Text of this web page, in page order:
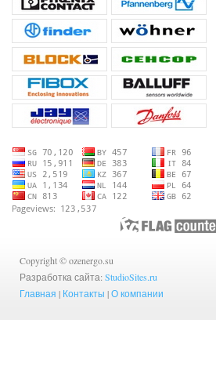
Copyright © ozenergo.su
Разработка сайта: StudioSites.ru
Главная | Контакты |О компании